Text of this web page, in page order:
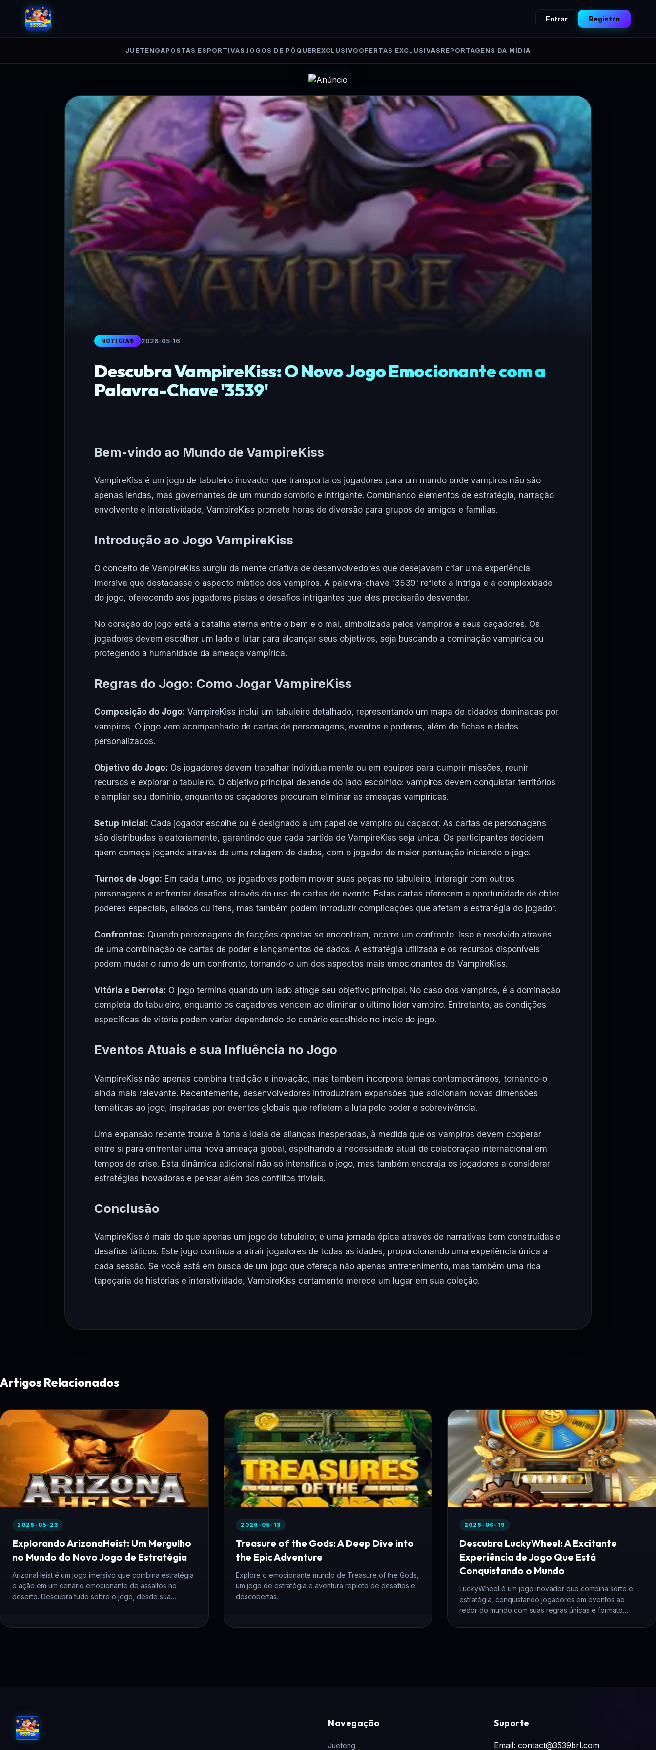
Entrar Registro
JUETENGAPOSTAS ESPORTIVASJOGOS DE PÔQUEREXCLUSIVOOFERTAS EXCLUSIVASREPORTAGENS DA MÍDIA
NOTÍCIAS 2026-05-16
Descubra VampireKiss: O Novo Jogo Emocionante com a
Palavra-Chave '3539'
Bem-vindo ao Mundo de VampireKiss
VampireKiss é um jogo de tabuleiro inovador que transporta os jogadores para um mundo onde vampiros não são
apenas lendas, mas governantes de um mundo sombrio e intrigante. Combinando elementos de estratégia, narração
envolvente e interatividade, VampireKiss promete horas de diversão para grupos de amigos e famílias.
Introdução ao Jogo VampireKiss
O conceito de VampireKiss surgiu da mente criativa de desenvolvedores que desejavam criar uma experiência
imersiva que destacasse o aspecto místico dos vampiros. A palavra-chave '3539' reflete a intriga e a complexidade
do jogo, oferecendo aos jogadores pistas e desafios intrigantes que eles precisarão desvendar.
No coração do jogo está a batalha eterna entre o bem e o mal, simbolizada pelos vampiros e seus caçadores. Os
jogadores devem escolher um lado e lutar para alcançar seus objetivos, seja buscando a dominação vampírica ou
protegendo a humanidade da ameaça vampírica.
Regras do Jogo: Como Jogar VampireKiss
Composição do Jogo: VampireKiss inclui um tabuleiro detalhado, representando um mapa de cidades dominadas por
vampiros. O jogo vem acompanhado de cartas de personagens, eventos e poderes, além de fichas e dados
personalizados.
Objetivo do Jogo: Os jogadores devem trabalhar individualmente ou em equipes para cumprir missões, reunir
recursos e explorar o tabuleiro. O objetivo principal depende do lado escolhido: vampiros devem conquistar territórios
e ampliar seu domínio, enquanto os caçadores procuram eliminar as ameaças vampíricas.
Setup Inicial: Cada jogador escolhe ou é designado a um papel de vampiro ou caçador. As cartas de personagens
são distribuídas aleatoriamente, garantindo que cada partida de VampireKiss seja única. Os participantes decidem
quem começa jogando através de uma rolagem de dados, com o jogador de maior pontuação iniciando o jogo.
Turnos de Jogo: Em cada turno, os jogadores podem mover suas peças no tabuleiro, interagir com outros
personagens e enfrentar desafios através do uso de cartas de evento. Estas cartas oferecem a oportunidade de obter
poderes especiais, aliados ou itens, mas também podem introduzir complicações que afetam a estratégia do jogador.
Confrontos: Quando personagens de facções opostas se encontram, ocorre um confronto. Isso é resolvido através
de uma combinação de cartas de poder e lançamentos de dados. A estratégia utilizada e os recursos disponíveis
podem mudar o rumo de um confronto, tornando-o um dos aspectos mais emocionantes de VampireKiss.
Vitória e Derrota: O jogo termina quando um lado atinge seu objetivo principal. No caso dos vampiros, é a dominação
completa do tabuleiro, enquanto os caçadores vencem ao eliminar o último líder vampiro. Entretanto, as condições
específicas de vitória podem variar dependendo do cenário escolhido no início do jogo.
Eventos Atuais e sua Influência no Jogo
VampireKiss não apenas combina tradição e inovação, mas também incorpora temas contemporâneos, tornando-o
ainda mais relevante. Recentemente, desenvolvedores introduziram expansões que adicionam novas dimensões
temáticas ao jogo, inspiradas por eventos globais que refletem a luta pelo poder e sobrevivência.
Uma expansão recente trouxe à tona a ideia de alianças inesperadas, à medida que os vampiros devem cooperar
entre si para enfrentar uma nova ameaça global, espelhando a necessidade atual de colaboração internacional em
tempos de crise. Esta dinâmica adicional não só intensifica o jogo, mas também encoraja os jogadores a considerar
estratégias inovadoras e pensar além dos conflitos triviais.
Conclusão
VampireKiss é mais do que apenas um jogo de tabuleiro; é uma jornada épica através de narrativas bem construídas e
desafios táticos. Este jogo continua a atrair jogadores de todas as idades, proporcionando uma experiência única a
cada sessão. Se você está em busca de um jogo que ofereça não apenas entretenimento, mas também uma rica
tapeçaria de histórias e interatividade, VampireKiss certamente merece um lugar em sua coleção.
Artigos Relacionados
2026-05-23
Explorando ArizonaHeist: Um Mergulho
no Mundo do Novo Jogo de Estratégia
ArizonaHeist é um jogo imersivo que combina estratégia
e ação em um cenário emocionante de assaltos no
deserto. Descubra tudo sobre o jogo, desde sua
2026-05-13
Treasure of the Gods: A Deep Dive into
the Epic Adventure
Explore o emocionante mundo de Treasure of the Gods,
um jogo de estratégia e aventura repleto de desafios e
descobertas.
2026-06-19
Descubra LuckyWheel: A Excitante
Experiência de Jogo Que Está
Conquistando o Mundo
LuckyWheel é um jogo inovador que combina sorte e
estratégia, conquistando jogadores em eventos ao
redor do mundo com suas regras únicas e formato
Navegação
Jueteng
Suporte
Email: contact@3539brl.com